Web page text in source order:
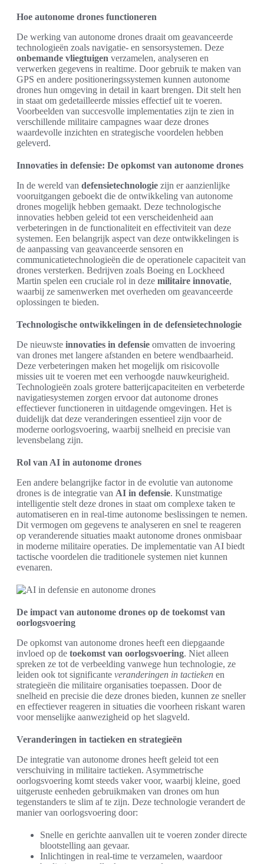
Hoe autonome drones functioneren
De werking van autonome drones draait om geavanceerde
technologieën zoals navigatie- en sensorsystemen. Deze
onbemande vliegtuigen verzamelen, analyseren en
verwerken gegevens in realtime. Door gebruik te maken van
GPS en andere positioneringssystemen kunnen autonome
drones hun omgeving in detail in kaart brengen. Dit stelt hen
in staat om gedetailleerde missies effectief uit te voeren.
Voorbeelden van succesvolle implementaties zijn te zien in
verschillende militaire campagnes waar deze drones
waardevolle inzichten en strategische voordelen hebben
geleverd.
Innovaties in defensie: De opkomst van autonome drones
In de wereld van defensietechnologie zijn er aanzienlijke
vooruitgangen geboekt die de ontwikkeling van autonome
drones mogelijk hebben gemaakt. Deze technologische
innovaties hebben geleid tot een verscheidenheid aan
verbeteringen in de functionaliteit en effectiviteit van deze
systemen. Een belangrijk aspect van deze ontwikkelingen is
de aanpassing van geavanceerde sensoren en
communicatietechnologieën die de operationele capaciteit van
drones versterken. Bedrijven zoals Boeing en Lockheed
Martin spelen een cruciale rol in deze militaire innovatie,
waarbij ze samenwerken met overheden om geavanceerde
oplossingen te bieden.
Technologische ontwikkelingen in de defensietechnologie
De nieuwste innovaties in defensie omvatten de invoering
van drones met langere afstanden en betere wendbaarheid.
Deze verbeteringen maken het mogelijk om risicovolle
missies uit te voeren met een verhoogde nauwkeurigheid.
Technologieën zoals grotere batterijcapaciteiten en verbeterde
navigatiesystemen zorgen ervoor dat autonome drones
effectiever functioneren in uitdagende omgevingen. Het is
duidelijk dat deze veranderingen essentieel zijn voor de
moderne oorlogsvoering, waarbij snelheid en precisie van
levensbelang zijn.
Rol van AI in autonome drones
Een andere belangrijke factor in de evolutie van autonome
drones is de integratie van AI in defensie. Kunstmatige
intelligentie stelt deze drones in staat om complexe taken te
automatiseren en in real-time autonome beslissingen te nemen.
Dit vermogen om gegevens te analyseren en snel te reageren
op veranderende situaties maakt autonome drones onmisbaar
in moderne militaire operaties. De implementatie van AI biedt
tactische voordelen die traditionele systemen niet kunnen
evenaren.
De impact van autonome drones op de toekomst van
oorlogsvoering
De opkomst van autonome drones heeft een diepgaande
invloed op de toekomst van oorlogsvoering. Niet alleen
spreken ze tot de verbeelding vanwege hun technologie, ze
leiden ook tot significante veranderingen in tactieken en
strategieën die militaire organisaties toepassen. Door de
snelheid en precisie die deze drones bieden, kunnen ze sneller
en effectiever reageren in situaties die voorheen riskant waren
voor menselijke aanwezigheid op het slagveld.
Veranderingen in tactieken en strategieën
De integratie van autonome drones heeft geleid tot een
verschuiving in militaire tactieken. Asymmetrische
oorlogsvoering komt steeds vaker voor, waarbij kleine, goed
uitgeruste eenheden gebruikmaken van drones om hun
tegenstanders te slim af te zijn. Deze technologie verandert de
manier van oorlogsvoering door:
Snelle en gerichte aanvallen uit te voeren zonder directe
blootstelling aan gevaar.
Inlichtingen in real-time te verzamelen, waardoor